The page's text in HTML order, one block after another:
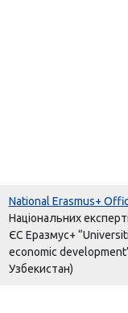
National Erasmus+
Національних
ЄС Еразмус+
economic
Узбекистан)